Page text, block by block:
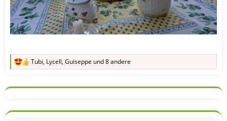
R
k
o
Tubi, Lycell, Guiseppe und 8 andere